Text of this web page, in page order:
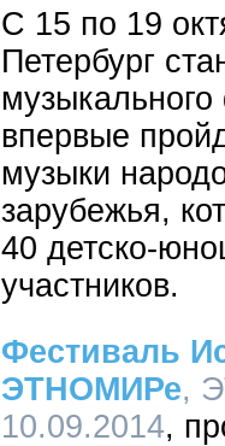
С 15 по 19
Петербург
впервые
музыки
зарубежья,
40 детско-
участников.
Фестиваль
ЭТНОМИРе,
10.09.2014